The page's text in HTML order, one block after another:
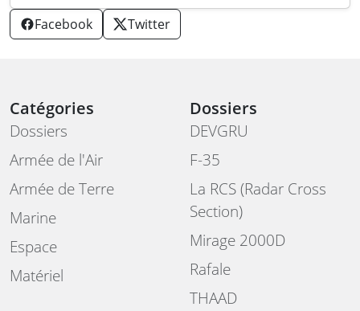
Facebook Twitter
Catégories
Dossiers
Armée de l'Air
Armée de Terre
Marine
Espace
Matériel
Dossiers
DEVGRU
F-35
La RCS (Radar Cross
Section)
Mirage 2000D
Rafale
THAAD